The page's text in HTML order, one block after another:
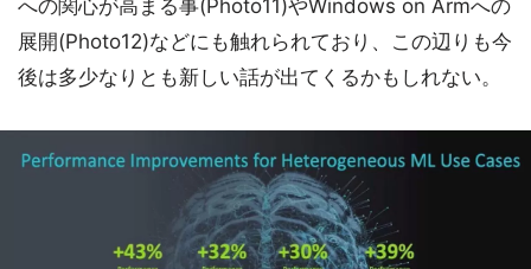
への関心が高まる事(Photo11)やWindows on Armへの
展開(Photo12)などにも触れられており、この辺りも今
後は多少なりとも新しい話が出てくるかもしれない。